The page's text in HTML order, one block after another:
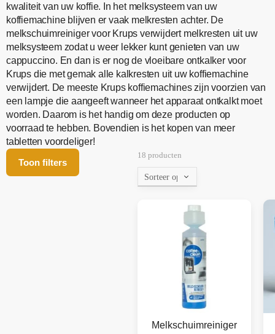
kwaliteit van uw koffie. In het melksysteem van uw
koffiemachine blijven er vaak melkresten achter. De
melkschuimreiniger voor Krups verwijdert melkresten uit uw
melksysteem zodat u weer lekker kunt genieten van uw
cappuccino. En dan is er nog de vloeibare ontkalker voor
Krups die met gemak alle kalkresten uit uw koffiemachine
verwijdert. De meeste Krups koffiemachines zijn voorzien van
een lampje die aangeeft wanneer het apparaat ontkalkt moet
worden. Daarom is het handig om deze producten op
voorraad te hebben. Bovendien is het kopen van meer
tabletten voordeliger!
Toon filters
18 producten
Melkschuimreiniger